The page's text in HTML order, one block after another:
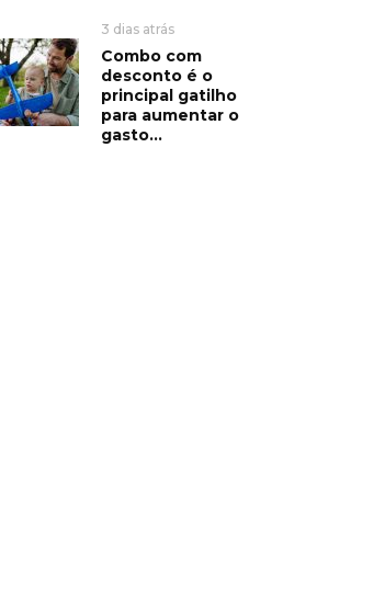
3 dias atrás
Combo com
desconto é o
principal gatilho
para aumentar o
gasto...